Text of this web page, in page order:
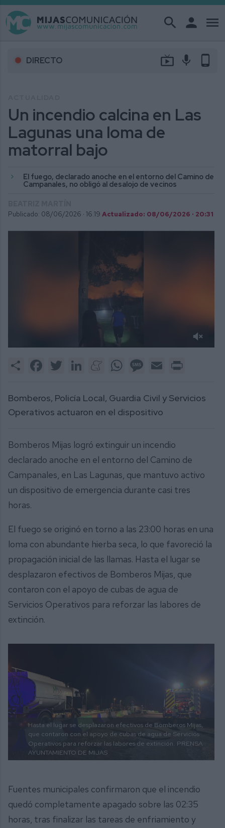
search person menu
DIRECTO live_tv mic phone_android
Un incendio calcina en Las
Lagunas una loma de
matorral bajo
El fuego, declarado anoche en el entorno del Camino de
Campanales, no obligó al desalojo de vecinos
Publicado: 08/06/2026 · 16:19 Actualizado: 08/06/2026 · 20:31
55
Share FacebookTwitter LinkedInMeneameWhatsAppMessage
Email
Bomberos, Policía Local, Guardia Civil y Servicios
Operativos actuaron en el dispositivo
Bomberos Mijas logró extinguir un incendio
declarado anoche en el entorno del Camino de
Campanales, en Las Lagunas, que mantuvo activo
un dispositivo de emergencia durante casi tres
horas.
El fuego se originó en torno a las 23:00 horas en una
loma con abundante hierba seca, lo que favoreció la
propagación inicial de las llamas. Hasta el lugar se
desplazaron efectivos de Bomberos Mijas, que
contaron con el apoyo de cubas de agua de
Servicios Operativos para reforzar las labores de
extinción.
Hasta el lugar se desplazaron efectivos de Bomberos Mijas,
que contaron con el apoyo de cubas de agua de Servicios
Operativos para reforzar las labores de extinción. PRENSA
AYUNTAMIENTO DE MIJAS
Fuentes municipales confirmaron que el incendio
quedó completamente apagado sobre las 02:35
horas, tras finalizar las tareas de enfriamiento y